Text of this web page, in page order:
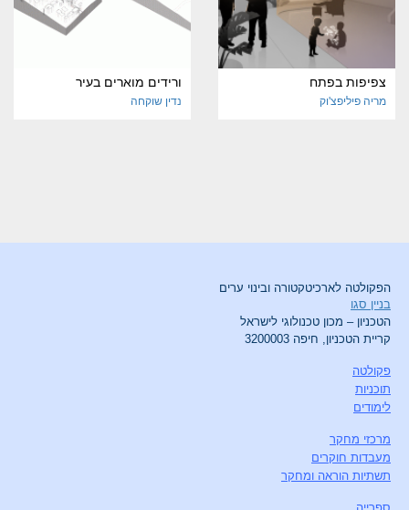
צפיפות בפתח
מריה פיליפצ'וק
ורידים מוארים בעיר
נדין שוקחה
הפקולטה לארכיטקטורה ובינוי ערים
בניין סגו
הטכניון – מכון טכנולוגי לישראל
קריית הטכניון, חיפה 3200003
פקולטה
תוכניות
לימודים
מרכזי מחקר
מעבדות חוקרים
תשתיות הוראה ומחקר